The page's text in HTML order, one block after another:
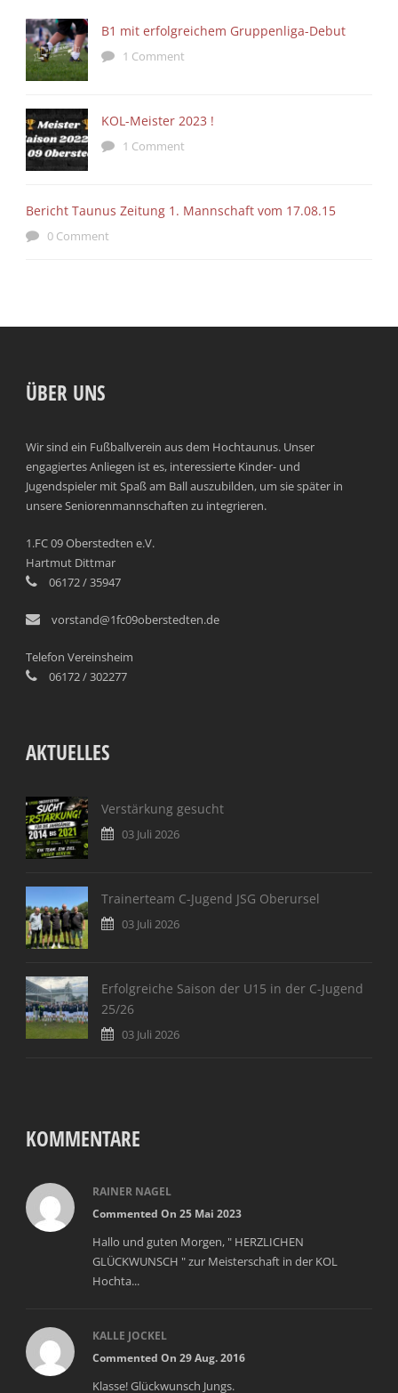
B1 mit erfolgreichem Gruppenliga-Debut
1 Comment
KOL-Meister 2023 !
1 Comment
Bericht Taunus Zeitung 1. Mannschaft vom 17.08.15
0 Comment
ÜBER UNS
Wir sind ein Fußballverein aus dem Hochtaunus. Unser
engagiertes Anliegen ist es, interessierte Kinder- und
Jugendspieler mit Spaß am Ball auszubilden, um sie später in
unsere Seniorenmannschaften zu integrieren.
1.FC 09 Oberstedten e.V.
Hartmut Dittmar
06172 / 35947
vorstand@1fc09oberstedten.de
Telefon Vereinsheim
06172 / 302277
AKTUELLES
Verstärkung gesucht
03 Juli 2026
Trainerteam C-Jugend JSG Oberursel
03 Juli 2026
Erfolgreiche Saison der U15 in der C-Jugend
25/26
03 Juli 2026
KOMMENTARE
RAINER NAGEL
Commented On 25 Mai 2023
Hallo und guten Morgen, " HERZLICHEN
GLÜCKWUNSCH " zur Meisterschaft in der KOL
Hochta...
KALLE JOCKEL
Commented On 29 Aug. 2016
Klasse! Glückwunsch Jungs.